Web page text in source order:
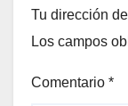
Tu dirección
Los campos
Comentario *